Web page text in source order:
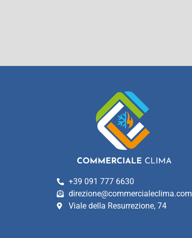
+39 091 777 6630
direzione@commercialeclima.com
Viale della Resurrezione, 74